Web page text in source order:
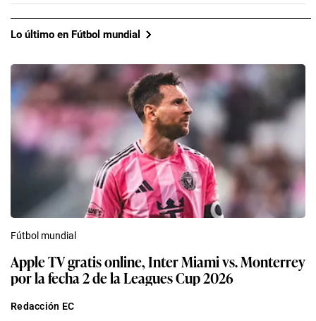
Lo último en Fútbol mundial
Fútbol mundial
Apple TV gratis online, Inter Miami vs. Monterrey
por la fecha 2 de la Leagues Cup 2026
Redacción EC